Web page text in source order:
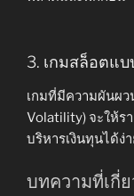
3. เกมสล็อตแบ
เกมที่มีความผันผว
Volatility) จะให้ร
บริหารเงินทุนได้ง่
บทความที่เกี่